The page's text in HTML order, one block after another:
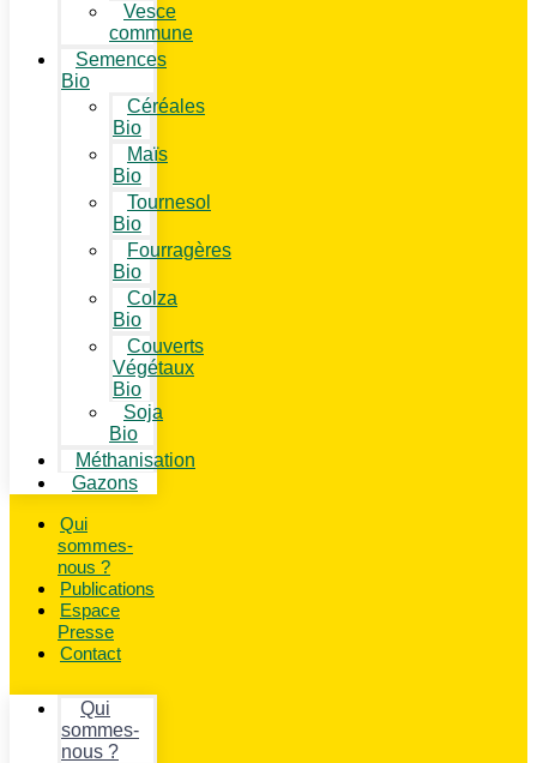
Vesce
commune
Semences
Bio
Céréales
Bio
Maïs
Bio
Tournesol
Bio
Fourragères
Bio
Colza
Bio
Couverts
Végétaux
Bio
Soja
Bio
Méthanisation
Gazons
Qui
sommes-
nous ?
Publications
Espace
Presse
Contact
Qui
sommes-
nous ?